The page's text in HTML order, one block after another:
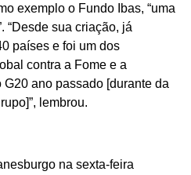
exemplo o Fundo Ibas, “uma
“Desde sua criação, já
países e foi um dos
contra a Fome e a
ano passado [durante da
lembrou.
na sexta-feira